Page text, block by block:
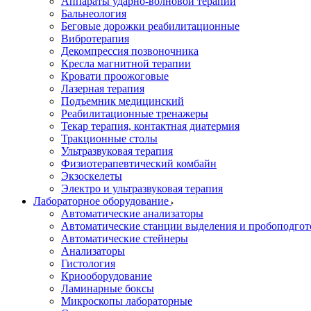
Бальнеология
Беговые дорожки реабилитационные
Вибротерапия
Декомпрессия позвоночника
Кресла магнитной терапии
Кровати проожоговые
Лазерная терапия
Подъемник медицинский
Реабилитационные тренажеры
Текар терапия, контактная диатермия
Тракционные столы
Ультразвуковая терапия
Физиотерапевтический комбайн
Экзоскелеты
Электро и ультразвуковая терапия
Лабораторное оборудование
Автоматические анализаторы
Автоматические станции выделения и
Автоматические стейнеры
Анализаторы
Гистология
Криооборудование
Ламинарные боксы
Микроскопы лабораторные